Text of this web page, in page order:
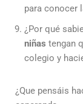
para conocer
¿Por qué
niñas tengan
colegio y
¿Que pensáis